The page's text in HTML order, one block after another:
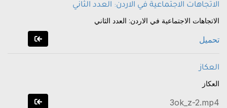
الاتجاهات الاجتماعية في الاردن: العدد الثاني
الاتجاهات الاجتماعية في الاردن: العدد الثاني
تحميل
العكاز
العكاز
3ok_z-2.mp4